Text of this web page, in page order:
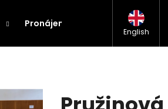
Pronájem překážek Kontakt
English